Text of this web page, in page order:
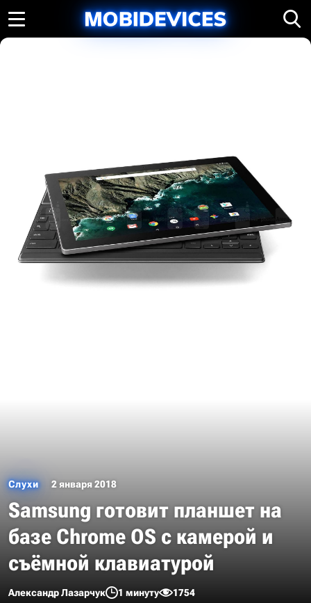
Слухи 2 января 2018
Samsung готовит планшет на
базе Chrome OS с камерой и
съёмной клавиатурой
Александр Лазарчук 1 минуту 1754